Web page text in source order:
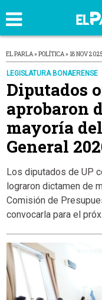
EL PARLA » POLÍTICA » 18 NOV 2025
LEGISLATURA BONAERENSE
Diputados
aprobaron
mayoría
General
Los diputados de UP
lograron dictamen de
Comisión de
convocarla para el